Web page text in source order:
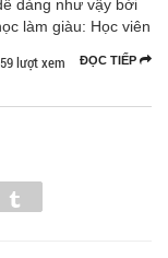
dàng như vậy bời
làm giàu: Học viên
ĐỌC TIẾP
lượt xem